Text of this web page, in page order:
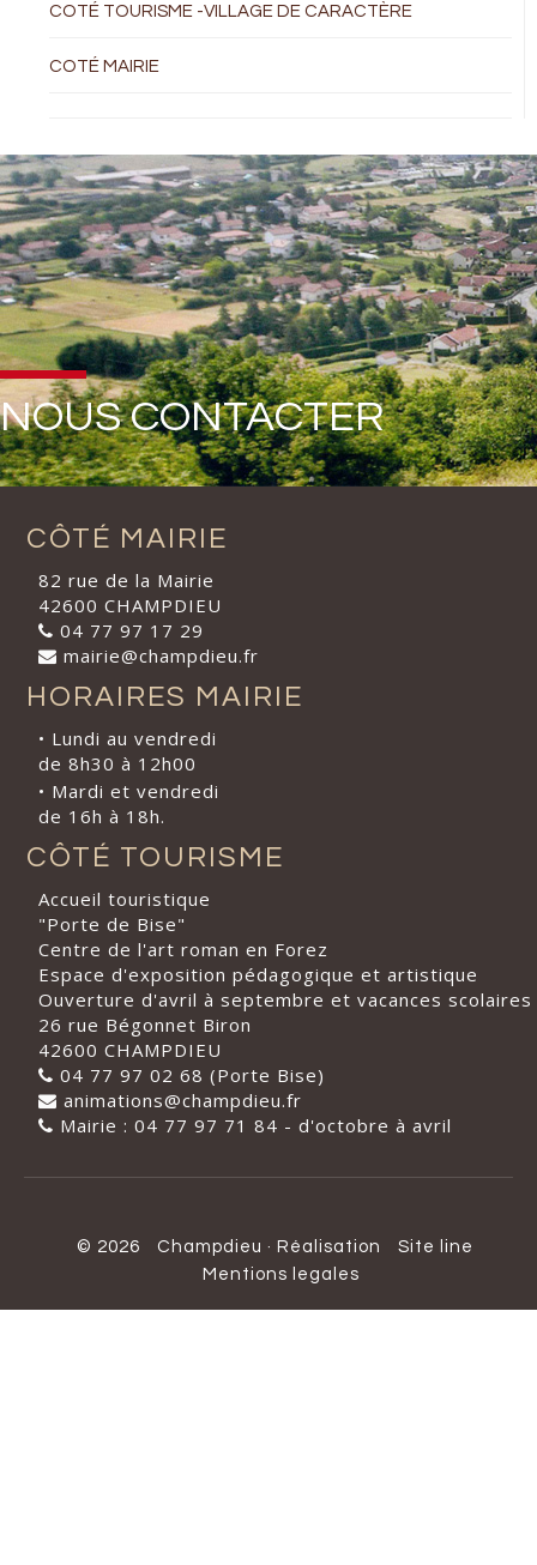
COTÉ TOURISME -VILLAGE DE CARACTÈRE
COTÉ MAIRIE
NOUS CONTACTER
CÔTÉ MAIRIE
82 rue de la Mairie
42600 CHAMPDIEU
04 77 97 17 29
mairie@champdieu.fr
HORAIRES MAIRIE
• Lundi au vendredi
de 8h30 à 12h00
• Mardi et vendredi
de 16h à 18h.
CÔTÉ TOURISME
Accueil touristique
"Porte de Bise"
Centre de l'art roman en Forez
Espace d'exposition pédagogique et artistique
Ouverture d'avril à septembre et vacances scolaires
26 rue Bégonnet Biron
42600 CHAMPDIEU
04 77 97 02 68 (Porte Bise)
animations@champdieu.fr
Mairie : 04 77 97 71 84 - d'octobre à avril
© 2026 Champdieu · Réalisation
Site line
Mentions legales